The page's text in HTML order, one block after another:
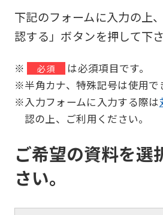
下記のフォームに入力の上
認する」ボタンを押して下さ
※ 必須
は必須項目です。
※半角カナ、特殊記号は使用で
※入力フォームに入力する際は
認の上、ご利用ください。
ご希望の資料を選
さい。